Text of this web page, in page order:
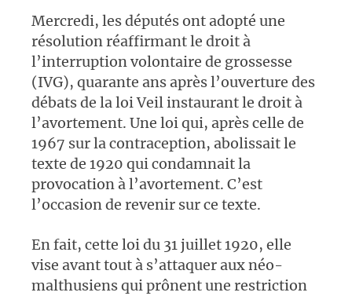
Mercredi, les députés ont adopté une
résolution réaffirmant le droit à
l’interruption volontaire de grossesse
(IVG), quarante ans après l’ouverture des
débats de la loi Veil instaurant le droit à
l’avortement. Une loi qui, après celle de
1967 sur la contraception, abolissait le
texte de 1920 qui condamnait la
provocation à l’avortement. C’est
l’occasion de revenir sur ce texte.
En fait, cette loi du 31 juillet 1920, elle
vise avant tout à s’attaquer aux néo-
malthusiens qui prônent une restriction